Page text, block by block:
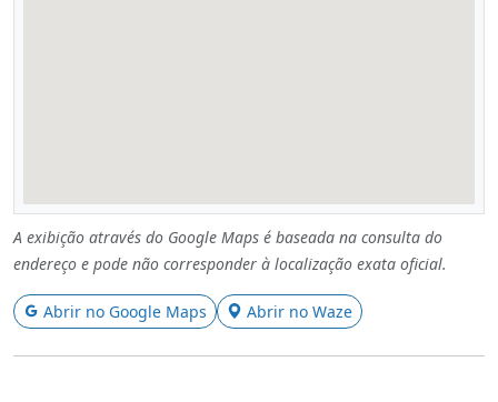
A exibição através do Google Maps é baseada na consulta do
endereço e pode não corresponder à localização exata oficial.
Abrir no Google Maps Abrir no Waze